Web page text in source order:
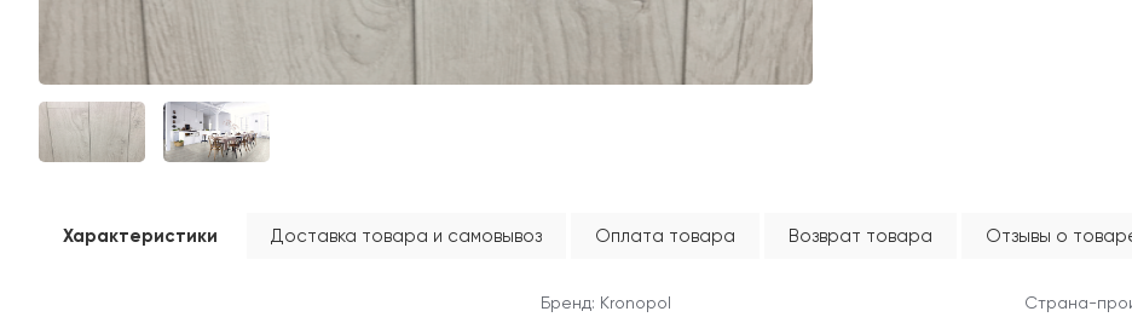
Характеристики Доставка товара и самовывоз Оплата товара Возврат товара Отзывы о
Бренд: Kronopol
Страна-